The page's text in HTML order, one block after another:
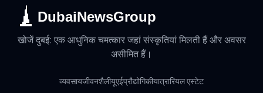
DubaiNewsGroup
खोजें दुबई: एक आधुनिक चमत्कार जहां संस्कृतियां मिलती हैं और अवसर
असीमित हैं।
व्यवसायजीवनशैलीयूएईप्रौद्योगिकीयात्रारियल एस्टेट